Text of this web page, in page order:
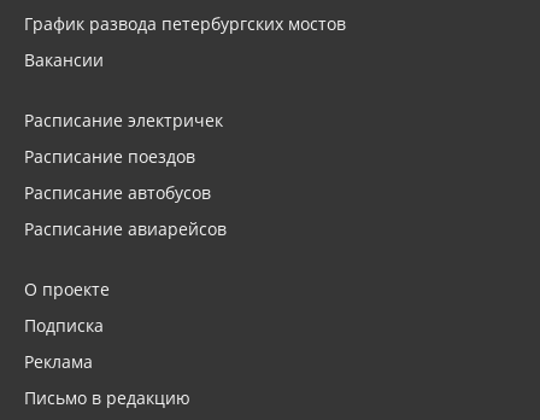
График развода петербургских мостов
Вакансии
Расписание электричек
Расписание поездов
Расписание автобусов
Расписание авиарейсов
О проекте
Подписка
Реклама
Письмо в редакцию